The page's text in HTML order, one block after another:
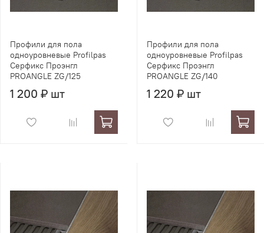
Профили для пола
одноуровневые Profilpas
Серфикс Проэнгл
PROANGLE ZG/125
1 200 ₽ шт
Профили для пола
одноуровневые Profilpas
Серфикс Проэнгл
PROANGLE ZG/140
1 220 ₽ шт